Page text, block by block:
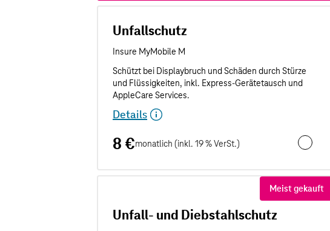
Unfallschutz
Details
8 €monatlich (inkl. 19 % VerSt.)
Meist gekauft
Unfall- und Diebstahlschutz